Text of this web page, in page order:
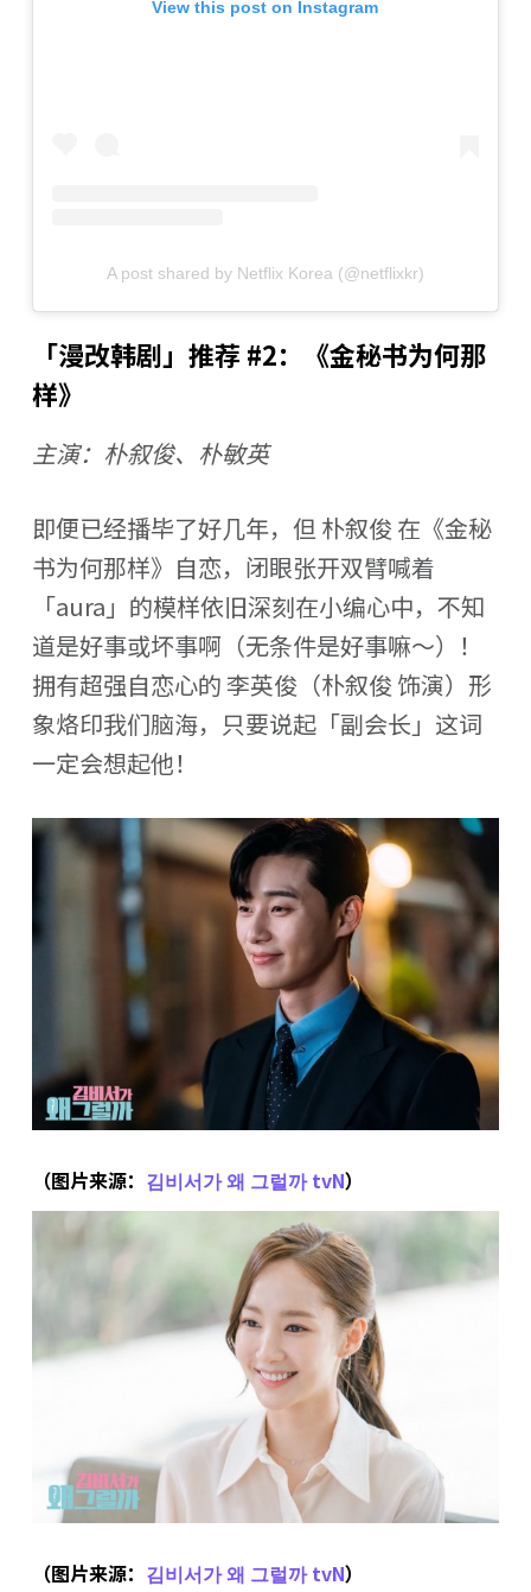
View this post on Instagram
A post shared by Netflix Korea (@netflixkr)
「漫改韩剧」推荐 #2：《金秘书为何那
样》
主演：朴叙俊、朴敏英
即便已经播毕了好几年，但 朴叙俊 在《金秘
书为何那样》自恋，闭眼张开双臂喊着
「aura」的模样依旧深刻在小编心中，不知
道是好事或坏事啊（无条件是好事嘛～）！
拥有超强自恋心的 李英俊（朴叙俊 饰演）形
象烙印我们脑海，只要说起「副会长」这词
一定会想起他！
（图片来源： 김비서가 왜 그럴까 tvN）
（图片来源： 김비서가 왜 그럴까 tvN）